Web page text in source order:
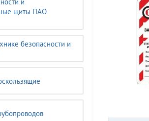
щиты ПАО
безопасности и